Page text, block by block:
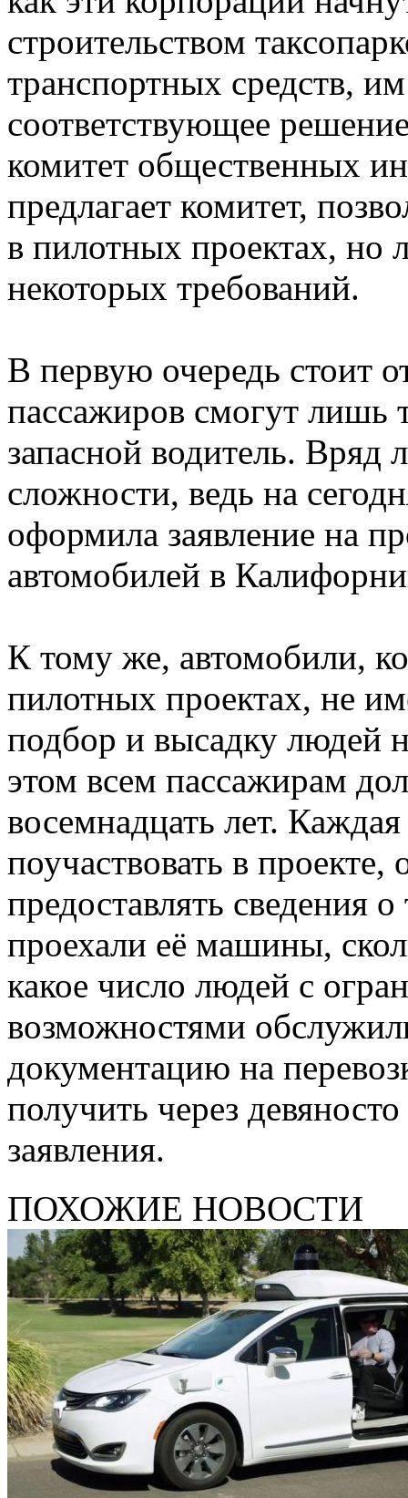
строительством
транспортных средств,
соответствующее
комитет общественных
предлагает комитет,
в пилотных проектах, но
некоторых требований.
В первую очередь стоит
пассажиров смогут лишь
запасной водитель. Вряд
сложности, ведь на
оформила заявление на
автомобилей в
К тому же, автомобили,
пилотных проектах, не
подбор и высадку людей
этом всем пассажирам
восемнадцать лет.
поучаствовать в проекте,
предоставлять сведения
проехали её машины,
какое число людей с
возможностями
документацию на
получить через
заявления.
ПОХОЖИЕ НОВОСТИ